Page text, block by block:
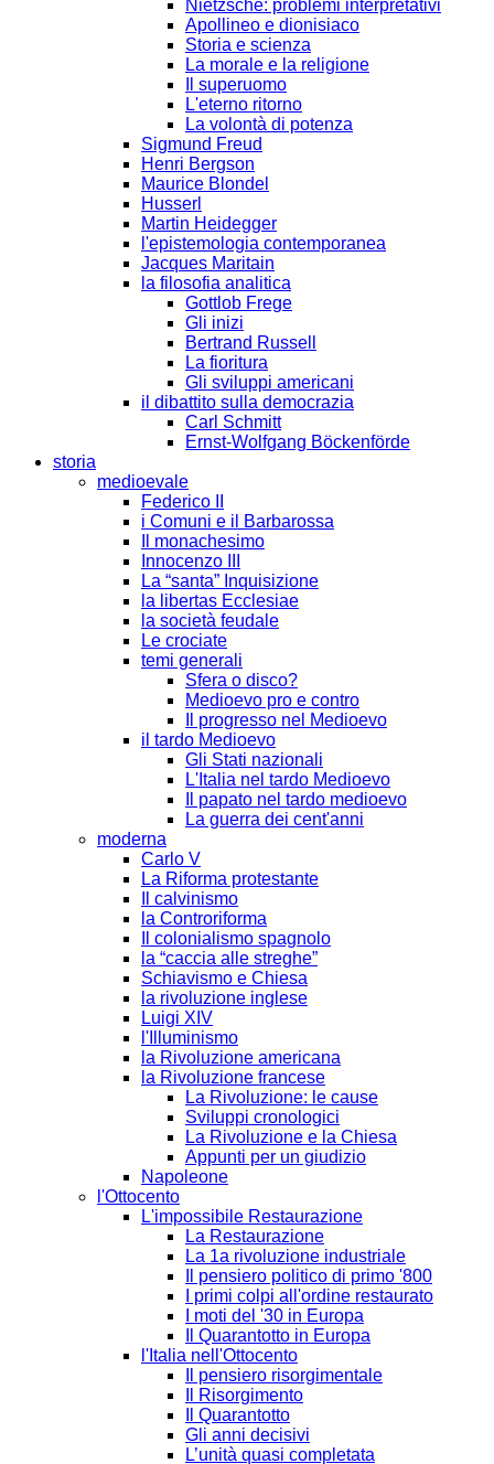
Nietzsche: problemi interpretativi
Apollineo e dionisiaco
Storia e scienza
La morale e la religione
Il superuomo
L'eterno ritorno
La volontà di potenza
Sigmund Freud
Henri Bergson
Maurice Blondel
Husserl
Martin Heidegger
l'epistemologia contemporanea
Jacques Maritain
la filosofia analitica
Gottlob Frege
Gli inizi
Bertrand Russell
La fioritura
Gli sviluppi americani
il dibattito sulla democrazia
Carl Schmitt
Ernst-Wolfgang Böckenförde
storia
medioevale
Federico II
i Comuni e il Barbarossa
Il monachesimo
Innocenzo III
La “santa” Inquisizione
la libertas Ecclesiae
la società feudale
Le crociate
temi generali
Sfera o disco?
Medioevo pro e contro
Il progresso nel Medioevo
il tardo Medioevo
Gli Stati nazionali
L'Italia nel tardo Medioevo
Il papato nel tardo medioevo
La guerra dei cent'anni
moderna
Carlo V
La Riforma protestante
Il calvinismo
la Controriforma
Il colonialismo spagnolo
la “caccia alle streghe”
Schiavismo e Chiesa
la rivoluzione inglese
Luigi XIV
l'Illuminismo
la Rivoluzione americana
la Rivoluzione francese
La Rivoluzione: le cause
Sviluppi cronologici
La Rivoluzione e la Chiesa
Appunti per un giudizio
Napoleone
l'Ottocento
L'impossibile Restaurazione
La Restaurazione
La 1a rivoluzione industriale
Il pensiero politico di primo '800
I primi colpi all'ordine restaurato
I moti del '30 in Europa
Il Quarantotto in Europa
l'Italia nell'Ottocento
Il pensiero risorgimentale
Il Risorgimento
Il Quarantotto
Gli anni decisivi
L’unità quasi completata